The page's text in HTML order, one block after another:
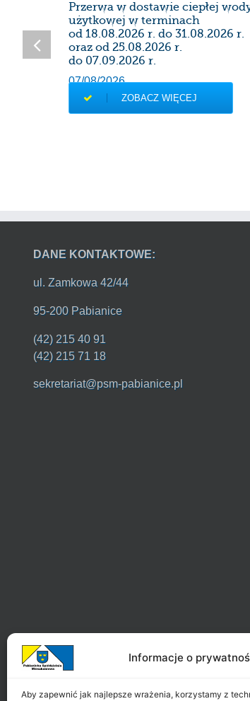
Informacje o
Aby zapewnić jak najlepsze wrażenia, korzystamy z
Przerwa w dostawie ciepłej
użytkowej w terminach
od 18.08.2026 r. do 31.08.2026 r.
oraz od 25.08.2026 r.
do 07.09.2026 r.
07/08/2026
ZOBACZ WIĘCEJ
DANE KONTAKTOWE:
ul. Zamkowa 42/44
95-200 Pabianice
(42) 215 40 91
(42) 215 71 18
sekretariat@psm-pabianice.pl